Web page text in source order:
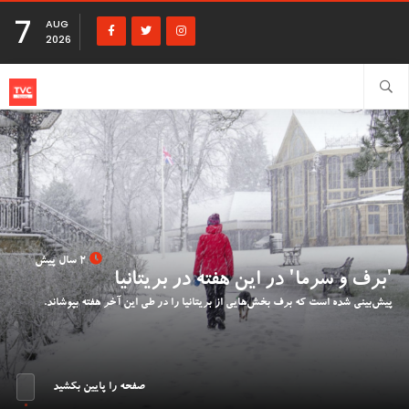
7
AUG
2026
2 سال پیش
'برف و سرما' در این هفته در بریتانیا
پیش‌بینی شده است که برف بخش‌هایی از بریتانیا را در طی این آخر هفته بپوشاند.
صفحه را پایین بکشید